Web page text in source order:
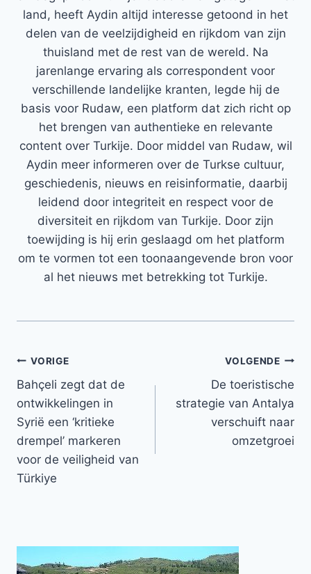
land, heeft Aydin altijd interesse getoond in het
delen van de veelzijdigheid en rijkdom van zijn
thuisland met de rest van de wereld. Na
jarenlange ervaring als correspondent voor
verschillende landelijke kranten, legde hij de
basis voor Rudaw, een platform dat zich richt op
het brengen van authentieke en relevante
content over Turkije. Door middel van Rudaw, wil
Aydin meer informeren over de Turkse cultuur,
geschiedenis, nieuws en reisinformatie, daarbij
leidend door integriteit en respect voor de
diversiteit en rijkdom van Turkije. Door zijn
toewijding is hij erin geslaagd om het platform
om te vormen tot een toonaangevende bron voor
al het nieuws met betrekking tot Turkije.
Bericht
navigatie
VORIGE
Bahçeli zegt dat de
ontwikkelingen in
Syrië een ‘kritieke
drempel’ markeren
voor de veiligheid van
Türkiye
VOLGENDE
De toeristische
strategie van Antalya
verschuift naar
omzetgroei